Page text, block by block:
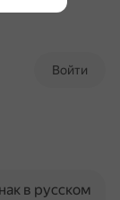
Войти
в русском